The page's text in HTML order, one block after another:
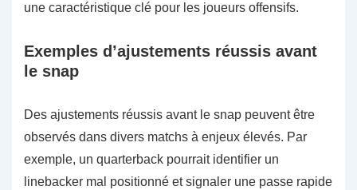
une caractéristique clé pour les joueurs offensifs.
Exemples d’ajustements réussis avant
le snap
Des ajustements réussis avant le snap peuvent être
observés dans divers matchs à enjeux élevés. Par
exemple, un quarterback pourrait identifier un
linebacker mal positionné et signaler une passe rapide